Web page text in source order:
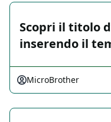
Scopri il titolo
inserendo il
MicroBrother